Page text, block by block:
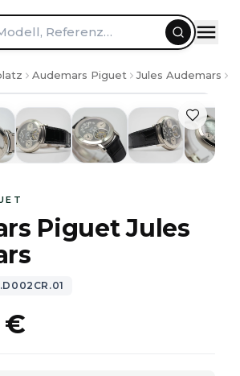
Referenz…
Audemars Piguet Jules Audemars
Piguet Jules
€